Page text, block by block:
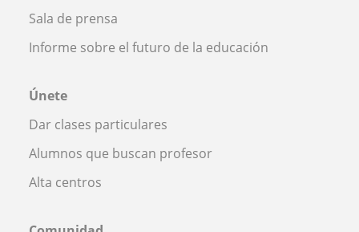
Sala de prensa
Informe sobre el futuro de la educación
Únete
Dar clases particulares
Alumnos que buscan profesor
Alta centros